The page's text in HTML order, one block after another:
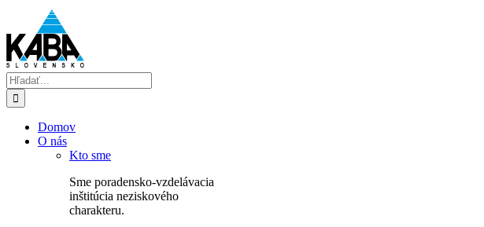
content
Hľadať:
Domov
O nás
Kto sme
Sme poradensko-vzdelávacia
inštitúcia neziskového
charakteru.